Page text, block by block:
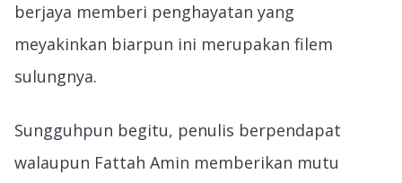
berjaya memberi penghayatan yang
meyakinkan biarpun ini merupakan filem
sulungnya.
Sungguhpun begitu, penulis berpendapat
walaupun Fattah Amin memberikan mutu